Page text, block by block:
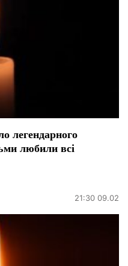
легендарного
любили всі
21:30 09.02